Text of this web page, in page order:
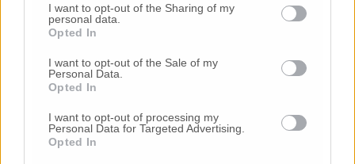
I want to opt-out of the Sharing of my
personal data.
Opted In
I want to opt-out of the Sale of my
Personal Data.
Opted In
I want to opt-out of processing my
Personal Data for Targeted Advertising.
Opted In
consiglieri,Paola Andreoni (Pd), Michela
Glorio (lista Glorio) e Caterina Donia M5S
del Consiglio Comunale è stato causato
dall’assenza di alcuni consiglieri della
decisionale e si dimostra la fragilità di una
maggioranza che appare sempre più incapace